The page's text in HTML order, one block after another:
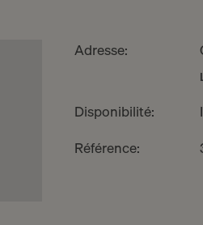
Adresse:
Disponibilité:
Référence: